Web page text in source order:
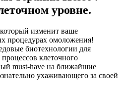
уровне.
изменит ваше
процедурах омоложения!
биотехнологии для
клеточного
must-have на ближайшие
ухаживающего за своей